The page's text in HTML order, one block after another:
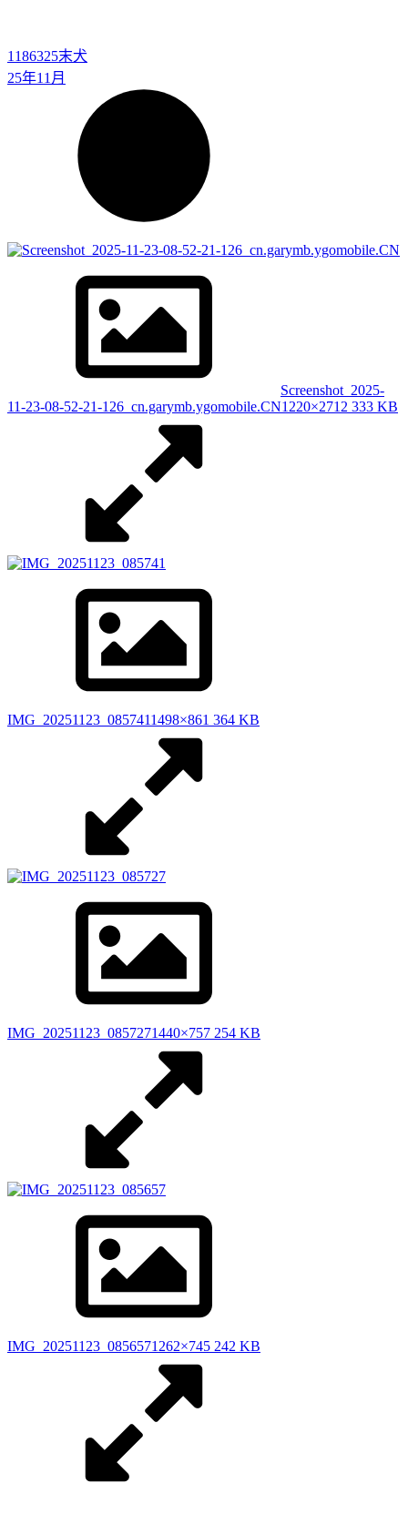
1186325末犬
25年11月
Screenshot_2025-
11-23-08-52-21-126_cn.garymb.ygomobile.CN1220×2712 333 KB
IMG_20251123_0857411498×861 364 KB
IMG_20251123_0857271440×757 254 KB
IMG_20251123_0856571262×745 242 KB